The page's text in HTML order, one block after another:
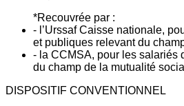
*Recouvrée par :
- l’Urssaf Caisse nationale,
et publiques relevant du
- la CCMSA, pour les salariés
du champ de la mutualité
DISPOSITIF CONVENTIONNEL